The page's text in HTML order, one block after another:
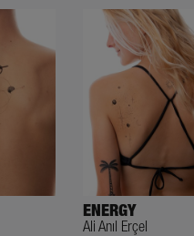
ENERGY
Ali Anıl Erçel